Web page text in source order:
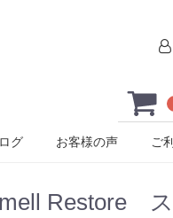
グ お客様の声 ご
Restore ス